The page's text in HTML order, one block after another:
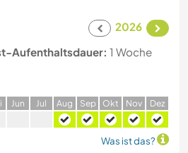
2026
Aufenthaltsdauer: 1 Woche
Jun Jul Aug Sep Okt Nov Dez
Was ist das?